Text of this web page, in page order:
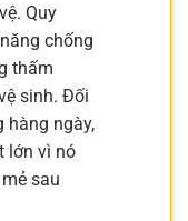
Quy
chống
thấm
sinh. Đối
hàng ngày,
lớn vì nó
sau